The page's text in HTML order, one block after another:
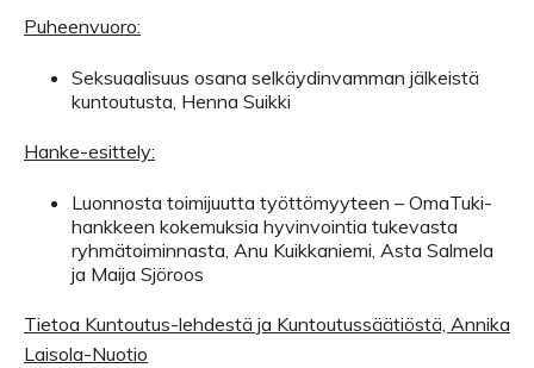
Puheenvuoro:
Seksuaalisuus osana selkäydinvamman jälkeistä
kuntoutusta, Henna Suikki
Hanke-esittely:
Luonnosta toimijuutta työttömyyteen – OmaTuki-
hankkeen kokemuksia hyvinvointia tukevasta
ryhmätoiminnasta, Anu Kuikkaniemi, Asta Salmela
ja Maija Sjöroos
Tietoa Kuntoutus-lehdestä ja Kuntoutussäätiöstä, Annika
Laisola-Nuotio